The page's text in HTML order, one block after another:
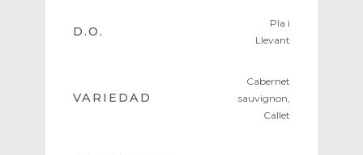
D.O.
Pla i
Llevant
VARIEDAD
Cabernet
sauvignon,
Callet